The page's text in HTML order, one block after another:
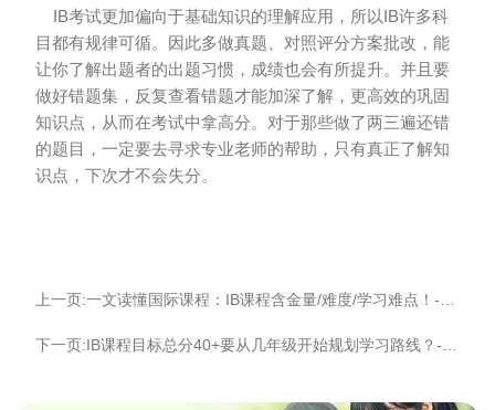
IB考试更加偏向于基础知识的理解应用，所以IB许多科
目都有规律可循。因此多做真题、对照评分方案批改，能
让你了解出题者的出题习惯，成绩也会有所提升。并且要
做好错题集，反复查看错题才能加深了解，更高效的巩固
知识点，从而在考试中拿高分。对于那些做了两三遍还错
的题目，一定要去寻求专业老师的帮助，只有真正了解知
识点，下次才不会失分。